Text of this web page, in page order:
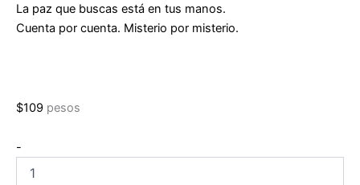
La paz que buscas está en tus manos.
Cuenta por cuenta. Misterio por misterio.
$109 pesos
-
Rosario
de